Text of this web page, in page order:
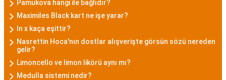
Pamukova hangi ile bağlıdır?
Maximiles Black kart ne işe yarar?
ln x kaça eşittir?
Nasrettin Hoca'nın dostlar alışverişte görsün sözü nereden
gelir?
Limoncello ve limon likörü aynı mı?
Medulla sistemi nedir?